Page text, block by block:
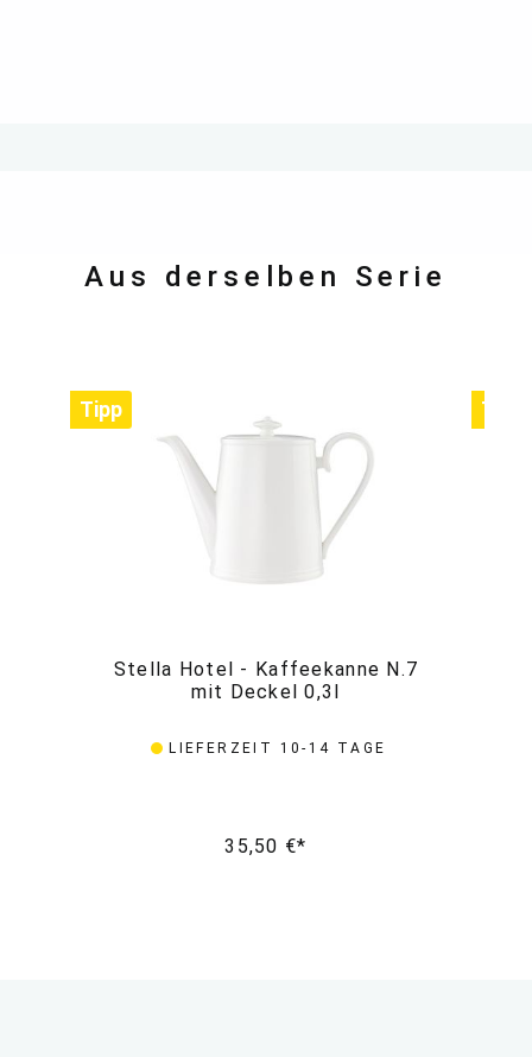
Aus derselben Serie
Tipp
Stella Hotel - Kaffeekanne N.7
mit Deckel 0,3l
LIEFERZEIT 10-14 TAGE
35,50 €*
Tipp